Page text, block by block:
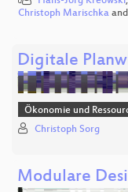
Christoph Marischka and
Digitale
Ökonomie und
Christoph Sorg
Modulare